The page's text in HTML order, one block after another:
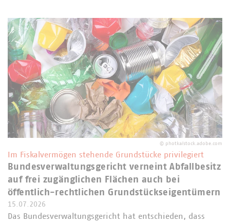
© photka/stock.adobe.com
Im Fiskalvermögen stehende Grundstücke privilegiert
Bundesverwaltungsgericht verneint Abfallbesitz
auf frei zugänglichen Flächen auch bei
öffentlich-rechtlichen Grundstückseigentümern
15.07.2026
Das Bundesverwaltungsgericht hat entschieden, dass